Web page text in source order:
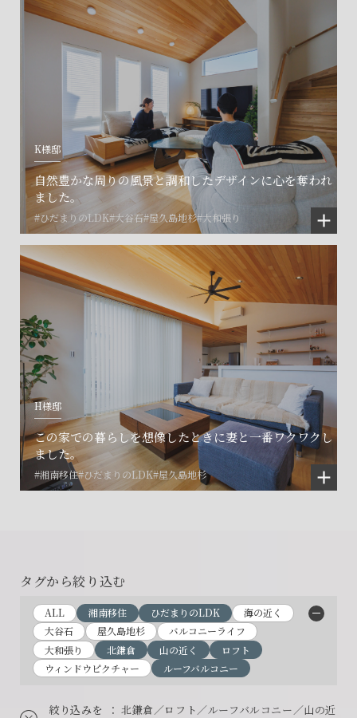
K様邸
自然豊かな周りの風景と調和したデザインに心を奪われ
ました。
#ひだまりのLDK#大谷石#屋久島地杉#大和張り
H様邸
この家での暮らしを想像したときに妻と一番ワクワクし
ました。
#湘南移住#ひだまりのLDK#屋久島地杉
タグから絞り込む
ALL 湘南移住 ひだまりのLDK
海の近く
大谷石
屋久島地杉
バルコニーライフ
大和張り
北鎌倉 山の近く
ロフト
ウィンドウピクチャー
ルーフバルコニー
絞り込みを ： 北鎌倉／ロフト／ルーフバルコニー／山の近